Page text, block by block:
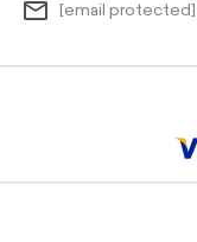
[email protected]